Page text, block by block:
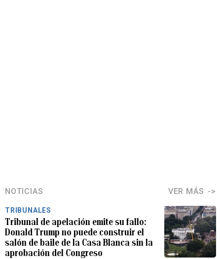
NOTICIAS VER MÁS
TRIBUNALES
Tribunal de apelación emite su fallo:
Donald Trump no puede construir el
salón de baile de la Casa Blanca sin la
aprobación del Congreso